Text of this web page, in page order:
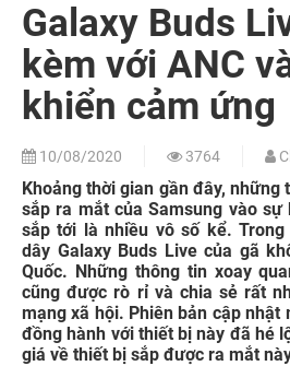
Galaxy Buds
kèm với ANC
khiển cảm ứng
10/08/2020 3764
Khoảng thời gian gần đây, những
sắp ra mắt của Samsung vào sự
sắp tới là nhiều vô số kể.
dây Galaxy Buds Live của gã
Quốc. Những thông tin xoay
cũng được rò rỉ và chia sẻ rất
mạng xã hội. Phiên bản cập nhật
đồng hành với thiết bị này đã hé
giá về thiết bị sắp được ra mắt